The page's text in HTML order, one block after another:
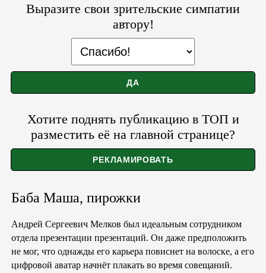
Выразите свои зрительские симпатии
автору!
Хотите поднять публикацию в ТОП и
разместить её на главной странице?
Баба Маша, пирожки
Андрей Сергеевич Мелков был идеальным сотрудником
отдела презентации презентаций. Он даже предположить
не мог, что однажды его карьера повиснет на волоске, а его
цифровой аватар начнёт плакать во время совещаний.